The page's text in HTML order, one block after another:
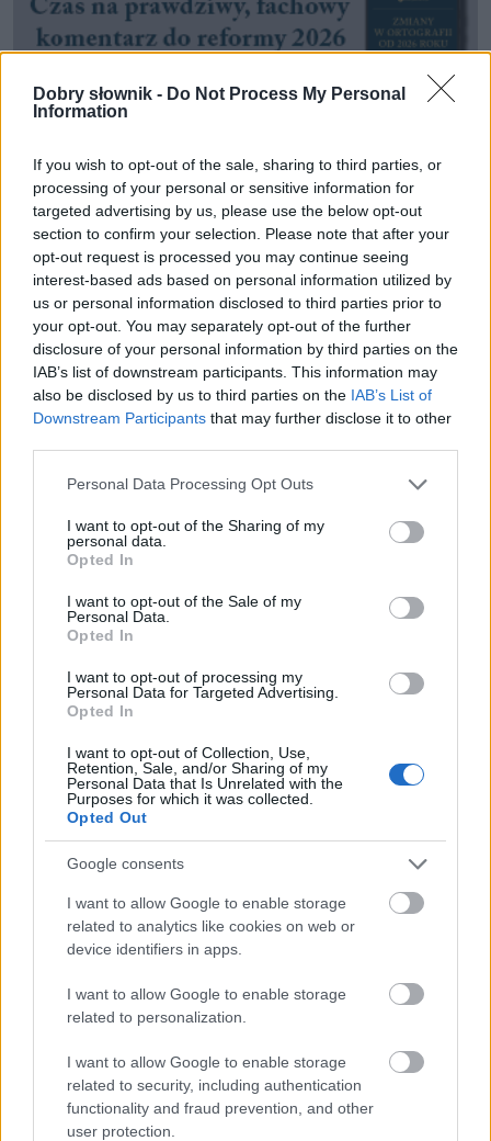
Dobry słownik - Do Not Process My Personal
Information
If you wish to opt-out of the sale, sharing to third parties, or
processing of your personal or sensitive information for
targeted advertising by us, please use the below opt-out
section to confirm your selection. Please note that after your
opt-out request is processed you may continue seeing
interest-based ads based on personal information utilized by
us or personal information disclosed to third parties prior to
your opt-out. You may separately opt-out of the further
disclosure of your personal information by third parties on the
IAB’s list of downstream participants. This information may
also be disclosed by us to third parties on the IAB’s List of
Downstream Participants that may further disclose it to other
Please note that this website/app uses one or more Google
not limited to your visit or usage behaviour. You may click to
grant or deny consent to Google and its third-party tags to
use your data for below specified purposes in below Google
consent section.
Personal Data Processing Opt Outs
I want to opt-out of the Sharing of my
personal data.
Opted In
I want to opt-out of the Sale of my
Personal Data.
Opted In
I want to opt-out of processing my
Personal Data for Targeted Advertising.
Opted In
I want to opt-out of Collection, Use,
Retention, Sale, and/or Sharing of my
Personal Data that Is Unrelated with the
Purposes for which it was collected.
Opted Out
Google consents
I want to allow Google to enable storage
related to analytics like cookies on web or
device identifiers in apps.
I want to allow Google to enable storage
related to personalization.
I want to allow Google to enable storage
related to security, including authentication
functionality and fraud prevention, and other
user protection.
Pozostały wątpliwości? Brakuje czegoś w haśle?
Zobacz, co zyskują abonenci Dobrego słownika.
SPRAWDŹ
Często sprawdzane
Ciekawostki
katabas — Pochodzenie katabasa
— Statutowy cel
San Marino
Apollo
sylabotoniczny